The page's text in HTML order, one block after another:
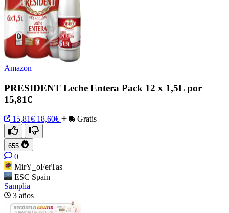
Amazon
PRESIDENT Leche Entera Pack 12 x 1,5L por
15,81€
15,81€ 18,60€ Gratis
655
0
MirY_oFerTas
ESC Spain
Samplia
3 años